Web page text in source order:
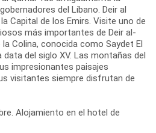
del Líbano. Deir al
Capital de los Emirs. Visite uno de
más importantes de Deir al-
Colina, conocida como Saydet El
del siglo XV. Las montañas del
impresionantes paisajes
visitantes siempre disfrutan de
Alojamiento en el hotel de